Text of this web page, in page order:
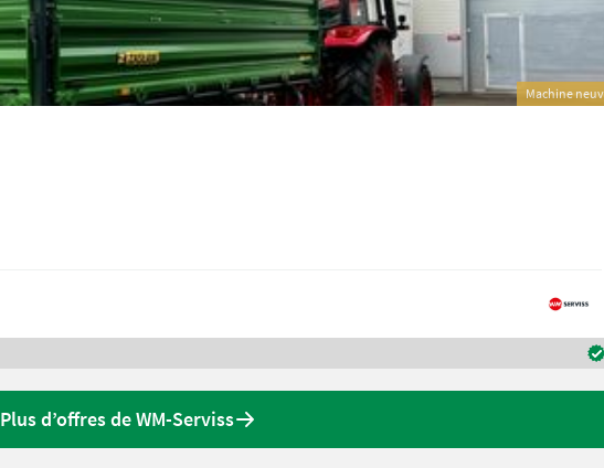
Machine
Plus d’offres de WM-Serviss